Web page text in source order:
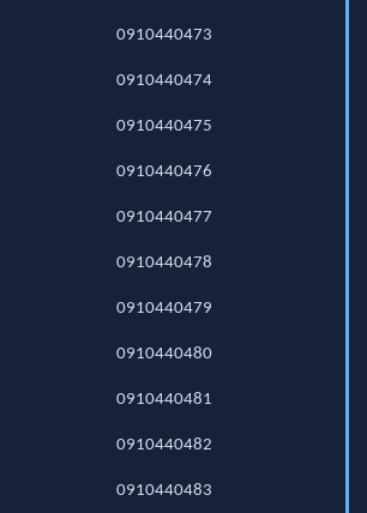
0910440473
0910440474
0910440475
0910440476
0910440477
0910440478
0910440479
0910440480
0910440481
0910440482
0910440483